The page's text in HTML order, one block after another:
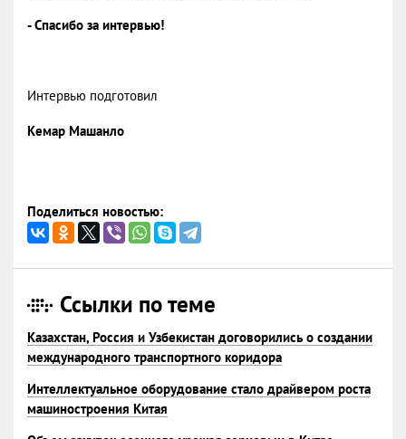
- Спасибо за интервью!
Интервью подготовил
Кемар Машанло
Поделиться новостью:
Ссылки по теме
Казахстан, Россия и Узбекистан договорились о создании
международного транспортного коридора
Интеллектуальное оборудование стало драйвером роста
машиностроения Китая